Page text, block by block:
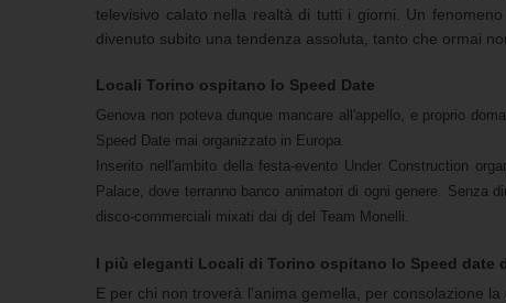
televisivo calato nella realtà di tutti i giorni. Un
divenuto subito una tendenza assoluta, tanto che ormai
Locali Torino ospitano lo Speed Date
Genova non poteva dunque mancare all'appello, e proprio
Speed Date mai organizzato in Europa.
Inserito nell'ambito della festa-evento Under Construction
Palace, dove terranno banco animatori di ogni genere. Senza
disco-commerciali mixati dai dj del Team Monelli.
I più eleganti Locali di Torino ospitano lo Speed date
E per chi non troverà l'anima gemella, per consolazione